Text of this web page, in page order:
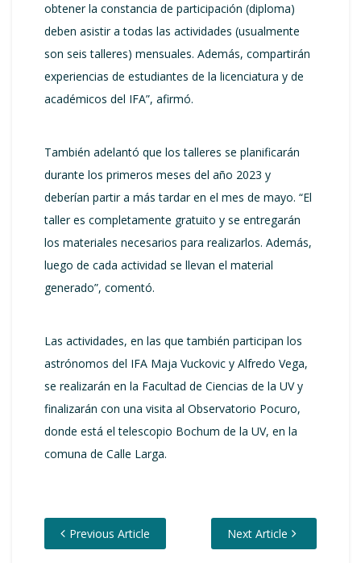
obtener la constancia de participación (diploma)
deben asistir a todas las actividades (usualmente
son seis talleres) mensuales. Además, compartirán
experiencias de estudiantes de la licenciatura y de
académicos del IFA”, afirmó.
También adelantó que los talleres se planificarán
durante los primeros meses del año 2023 y
deberían partir a más tardar en el mes de mayo. “El
taller es completamente gratuito y se entregarán
los materiales necesarios para realizarlos. Además,
luego de cada actividad se llevan el material
generado”, comentó.
Las actividades, en las que también participan los
astrónomos del IFA Maja Vuckovic y Alfredo Vega,
se realizarán en la Facultad de Ciencias de la UV y
finalizarán con una visita al Observatorio Pocuro,
donde está el telescopio Bochum de la UV, en la
comuna de Calle Larga.
Previous Article Next Article